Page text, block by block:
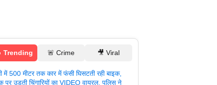
Trending 🚨 Crime 🎥 Viral
में 500 मीटर तक कार में फंसी घिसटती रही बाइक,
पर उड़ती चिंगारियों का VIDEO वायरल, पुलिस ने